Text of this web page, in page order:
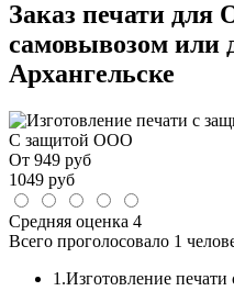
Заказ печати
самовывозом или
Архангельске
С защитой ООО
От 949 руб
1049 руб
Средняя оценка 4
Всего проголосовало 1
1.Изготовление